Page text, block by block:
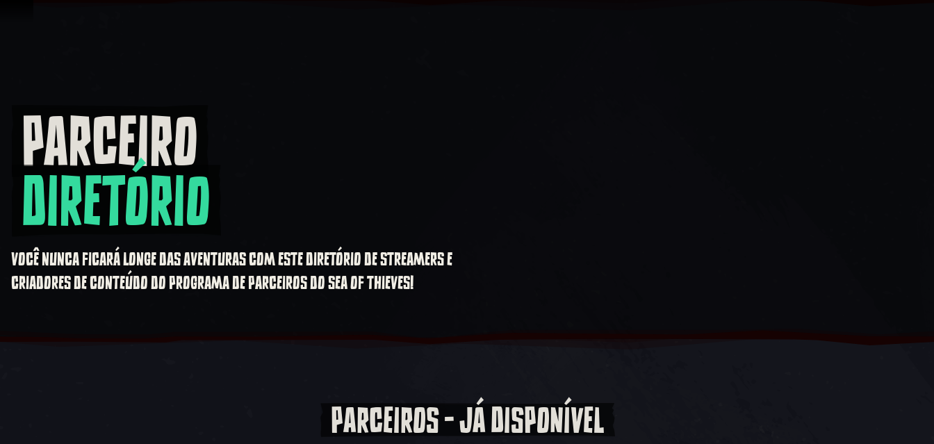
Parceiro Diretório
PARCEIRO
DIRETÓRIO
VOCÊ NUNCA FICARÁ LONGE DAS AVENTURAS COM ESTE DIRETÓRIO DE STREAMERS E
CRIADORES DE CONTEÚDO DO PROGRAMA DE PARCEIROS DO SEA OF THIEVES!
PARCEIROS - JÁ DISPONÍVEL